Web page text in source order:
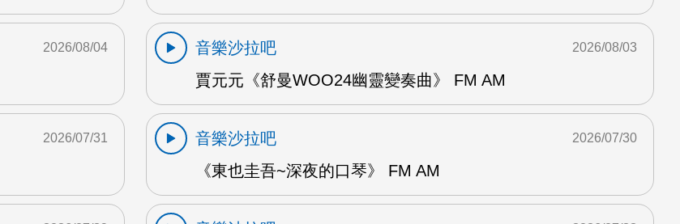
2026/08/04
音樂沙拉吧
賈元元《舒曼WOO24幽靈變奏曲》 FM AM
2026/08/03
2026/07/31
音樂沙拉吧
《東也圭吾~深夜的口琴》 FM AM
2026/07/30